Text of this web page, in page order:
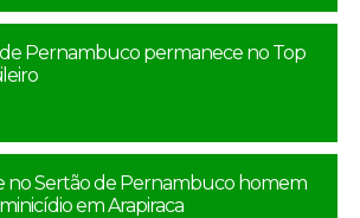
Pernambuco permanece no Top
no Sertão de Pernambuco homem
em Arapiraca